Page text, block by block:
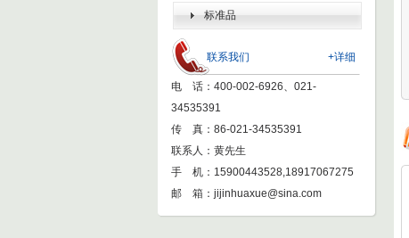
标准品
+详细
联系我们
电 话：400-002-6926、021-
34535391
传 真：86-021-34535391
联系人：黄先生
手 机：15900443528,18917067275
邮 箱： jijinhuaxue@sina.com